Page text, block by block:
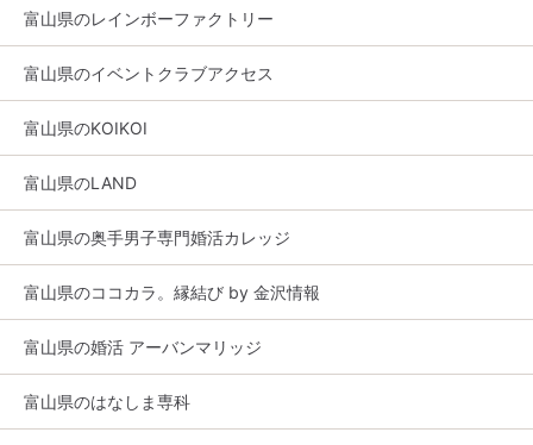
富山県のレインボーファクトリー
富山県のイベントクラブアクセス
富山県のKOIKOI
富山県のLAND
富山県の奥手男子専門婚活カレッジ
富山県のココカラ。縁結び by 金沢情報
富山県の婚活 アーバンマリッジ
富山県のはなしま専科